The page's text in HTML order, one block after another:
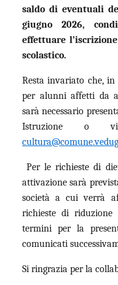
saldo di eventuali
giugno 2026,
effettuare
scolastico.
Resta invariato che,
per alunni affetti da
sarà necessario
Istruzione
Per le richieste di
attivazione sarà
società a cui verrà
richieste di
termini per la
comunicati
Si ringrazia per la